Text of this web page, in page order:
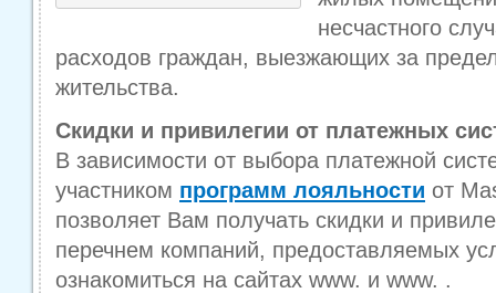
несчастного
расходов граждан, выезжающих за
жительства.
Скидки и привилегии от платежных
В зависимости от выбора платежной
участником программ лояльности от
позволяет Вам получать скидки и
перечнем компаний, предоставляемых
ознакомиться на сайтах www. и www. .